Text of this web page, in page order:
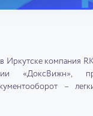
в Иркутске компания
«ДоксВижн»,
–